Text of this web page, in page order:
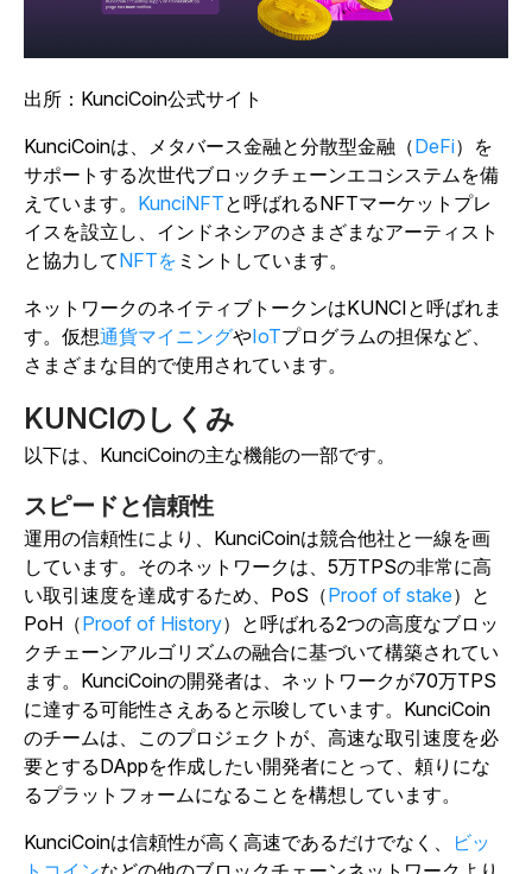
出所：KunciCoin公式サイト
KunciCoinは、メタバース金融と分散型金融（DeFi）を
サポートする次世代ブロックチェーンエコシステムを備
えています。 KunciNFTと呼ばれるNFTマーケットプレ
イスを設立し、インドネシアのさまざまなアーティスト
と協力してNFTを ミントしています。
ネットワークのネイティブトークンはKUNCIと呼ばれま
す。仮想通貨マイニングやIoTプログラムの担保など、
さまざまな目的で使用されています。
KUNCIのしくみ
以下は、KunciCoinの主な機能の一部です。
スピードと信頼性
運用の信頼性により、KunciCoinは競合他社と一線を画
しています。そのネットワークは、5万TPSの非常に高
い取引速度を達成するため、PoS（Proof of stake）と
PoH（Proof of History）と呼ばれる2つの高度なブロッ
クチェーンアルゴリズムの融合に基づいて構築されてい
ます。KunciCoinの開発者は、ネットワークが70万TPS
に達する可能性さえあると示唆しています。KunciCoin
のチームは、このプロジェクトが、高速な取引速度を必
要とするDAppを作成したい開発者にとって、頼りにな
るプラットフォームになることを構想しています。
KunciCoinは信頼性が高く高速であるだけでなく、
ビッ